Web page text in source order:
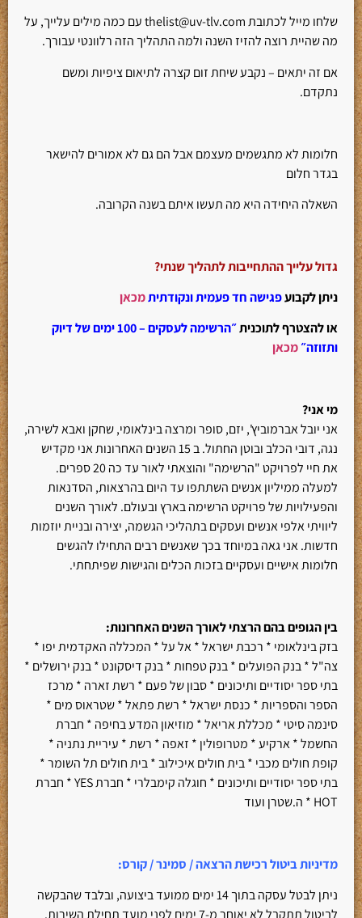
שלחו מייל לכתובת thelist@uv-tlv.com‎‬ עם כמה מילים עלייך, על
מה שהיית רוצה להזיז השנה ולמה התהליך הזה רלוונטי עבורך.
אם זה יתאים – נקבע שיחת זום קצרה לתיאום ציפיות ומשם
נתקדם.
חלומות לא מתגשמים מעצמם אבל הם גם לא אמורים להישאר
בגדר חלום
השאלה היחידה היא מה תעשו איתם בשנה הקרובה.
גדול עלייך ההתחייבות לתהליך שנתי?
ניתן לקבועפגישה חד פעמית ונקודתיתמכאן
או להצטרף לתוכנית
״הרשימה לעסקים – 100 ימים של דיוק
ותזוזה״מכאן
מי אני?
אני יובל אברמוביץ', יזם, סופר ומרצה בינלאומי, שחקן ואבא לשירה,
נגה, דובי הכלב ובוטן החתול. ב 15 השנים האחרונות אני מקדיש
את חיי לפרויקט "הרשימה" והוצאתי לאור עד כה 20 ספרים.
למעלה ממיליון אנשים השתתפו עד היום בהרצאות, הסדנאות
והפעילויות של פרויקט הרשימה בארץ ובעולם. לאורך השנים
ליוויתי אלפי אנשים ועסקים בתהליכי הגשמה, יצירה ובניית יוזמות
חדשות. אני גאה במיוחד בכך שאנשים רבים התחילו להגשים
חלומות אישיים ועסקיים בזכות הכלים והגישות שפיתחתי.
בין הגופים בהם הרצתי לאורך השנים האחרונות:
בזק בינלאומי * רכבת ישראל * אל על * המכללה האקדמית יפו *
צה"ל * בנק הפועלים * בנק טפחות * בנק דיסקונט * בנק ירושלים *
בתי ספר יסודיים ותיכונים * סבון של פעם * רשת זארה * מרכז
הספר והספריות * כנסת ישראל * רשת פתאל * שטראוס מים *
סינמה סיטי * מכללת אריאל * מוזיאון המדע בחיפה * חברת
החשמל * ארקיע * מטרופולין * זאפה * רשת * עיריית נתניה *
קופת חולים מכבי * בית חולים איכילוב * בית חולים תל השומר *
בתי ספר יסודיים ותיכונים * חוגלה קימבלרי * חברת YES * חברת
HOT * ה.שטרן ועוד
מדיניות ביטול רכישת הרצאה / סמינר / קורס:
ניתן לבטל עסקה בתוך 14 ימים ממועד ביצועה, ובלבד שהבקשה
לביטול תתקבל לא יאוחר מ-7 ימים לפני מועד תחילת השירות.